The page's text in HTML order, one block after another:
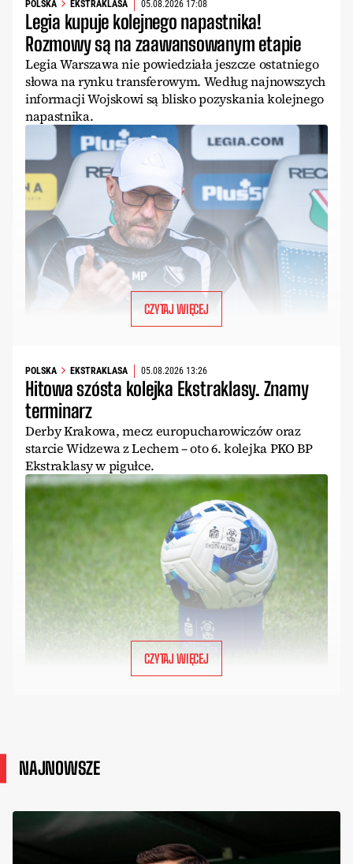
POLSKA EKSTRAKLASA 05.08.2026 17:08
Legia kupuje kolejnego napastnika!
Rozmowy są na zaawansowanym etapie
Legia Warszawa nie powiedziała jeszcze ostatniego
słowa na rynku transferowym. Według najnowszych
informacji Wojskowi są blisko pozyskania kolejnego
napastnika.
CZYTAJ WIĘCEJ
POLSKA EKSTRAKLASA 05.08.2026 13:26
Hitowa szósta kolejka Ekstraklasy. Znamy
terminarz
Derby Krakowa, mecz europucharowiczów oraz
starcie Widzewa z Lechem – oto 6. kolejka PKO BP
Ekstraklasy w pigułce.
CZYTAJ WIĘCEJ
NAJNOWSZE